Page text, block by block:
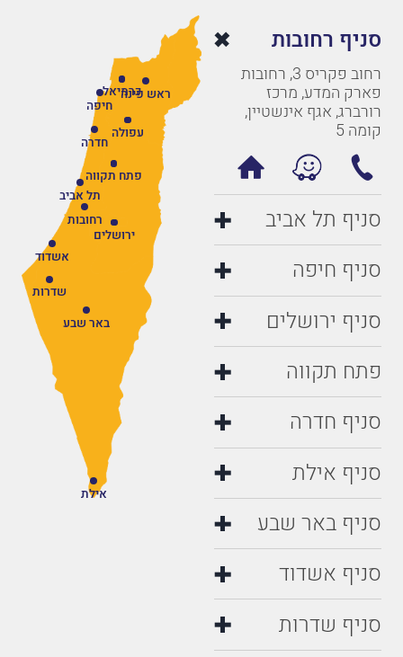
סניף רחובות
רחוב פקריס 3, רחובות
פארק המדע, מרכז
רורברג, אגף אינשטיין,
קומה 5
סניף תל אביב
סניף חיפה
סניף ירושלים
פתח תקווה
סניף חדרה
סניף אילת
סניף באר שבע
סניף אשדוד
סניף שדרות
רחובות
תל אביב
חיפה
ירושלים
פתח תקווה
חדרה
אילת
באר שבע
אשדוד
שדרות
עפולה
ראש פינהכרמיאל